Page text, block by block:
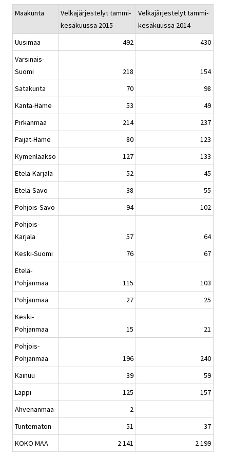
Maakunta
Velkajärjestelyt tammi-
kesäkuussa 2015
Velkajärjestelyt tammi-
kesäkuussa 2014
Uusimaa
492
430
Varsinais-
Suomi
218
154
Satakunta
70
98
Kanta-Häme
53
49
Pirkanmaa
214
237
Päijät-Häme
80
123
Kymenlaakso
127
133
Etelä-Karjala
52
45
Etelä-Savo
38
55
Pohjois-Savo
94
102
Pohjois-
Karjala
57
64
Keski-Suomi
76
67
Etelä-
Pohjanmaa
115
103
Pohjanmaa
27
25
Keski-
Pohjanmaa
15
21
Pohjois-
Pohjanmaa
196
240
Kainuu
39
59
Lappi
125
157
Ahvenanmaa
2
-
Tuntematon
51
37
KOKO MAA
2 141 2 199